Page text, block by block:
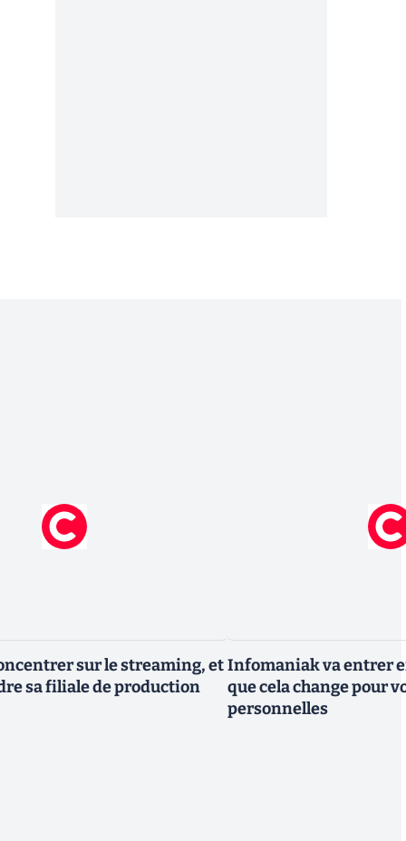
sur le streaming, et
sa filiale de production
Infomaniak va entrer
que cela change pour
personnelles